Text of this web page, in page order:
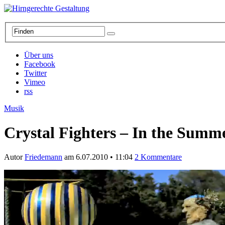
Über uns
Facebook
Twitter
Vimeo
rss
Musik
Crystal Fighters – In the
AutorFriedemann am 6.07.2010 • 11:04 2 Kommentare